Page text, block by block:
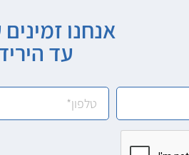
אנחנו
עד